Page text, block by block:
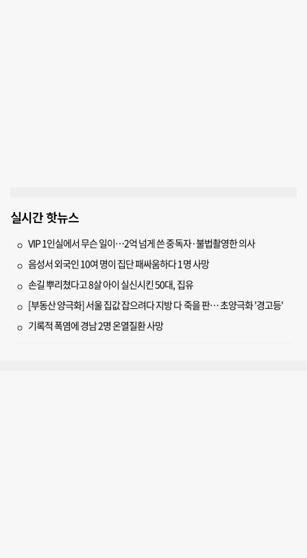
실시간 핫뉴스
VIP 1인실에서 무슨 일이…2억 넘게 쓴 중독자·불법촬영한 의사
음성서 외국인 10여 명이 집단 패싸움하다 1명 사망
손길 뿌리쳤다고 8살 아이 실신시킨 50대, 집유
[부동산 양극화] 서울 집값 잡으려다 지방 다 죽을 판… 초양극화 '경고등'
기록적 폭염에 경남 2명 온열질환 사망